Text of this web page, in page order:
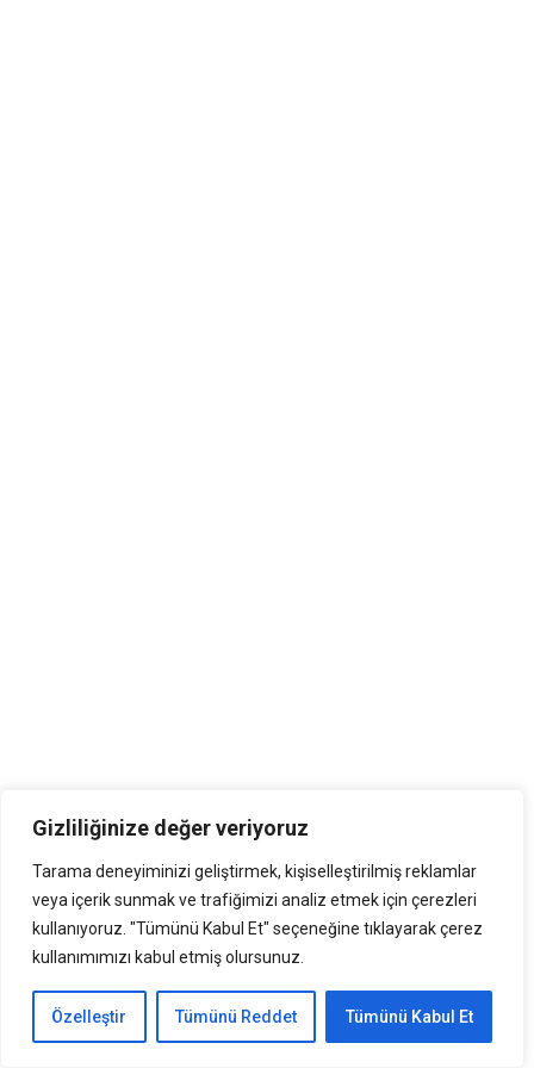
Gizliliğinize değer veriyoruz
Tarama deneyiminizi geliştirmek, kişiselleştirilmiş reklamlar
veya içerik sunmak ve trafiğimizi analiz etmek için çerezleri
kullanıyoruz. "Tümünü Kabul Et" seçeneğine tıklayarak çerez
kullanımımızı kabul etmiş olursunuz.
Özelleştir Tümünü Reddet Tümünü Kabul Et